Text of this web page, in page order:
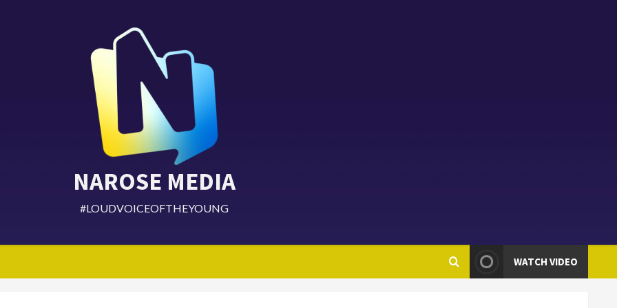
NAROSE MEDIA
#LOUDVOICEOFTHEYOUNG
WATCH VIDEO